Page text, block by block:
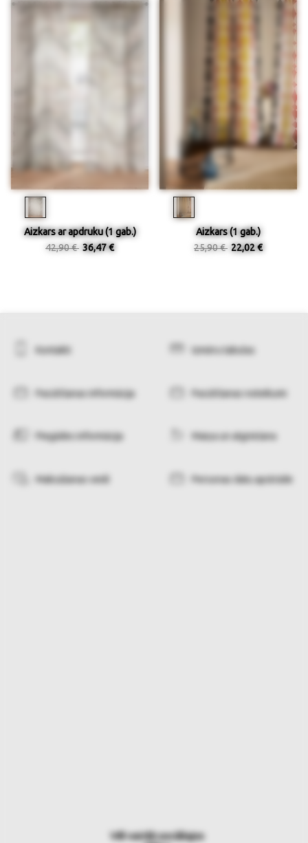
Aizkars ar apdruku (1 gab.)
42,90 € 36,47 €
Aizkars (1 gab.)
25,90 € 22,02 €
Kontakti Izmēru tabulas
Pasūtīšanas informācija Pasūtīšanas noteikumi
Piegādes informācija Maiņa un atgriešana
Maksāšanas veidi Personas datu apstrāde
Vēl vairāk sociālajos